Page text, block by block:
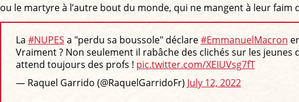
ou le martyre à l’autre bout du monde, qui ne mangent à leur
La #NUPES a "perdu sa boussole" déclare#EmmanuelMacron
Vraiment ? Non seulement il rabâche des clichés sur les
attend toujours des profs ! pic.twitter.com/XEIUVsg7fT
— Raquel Garrido (@RaquelGarridoFr) July 12, 2022